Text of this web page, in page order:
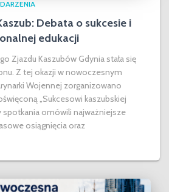
Debata o sukcesie i
edukacji
Zjazdu Kaszubów Gdynia stała się
Z tej okazji w nowoczesnym
Wojennej zorganizowano
„Sukcesowi kaszubskiej
spotkania omówili najważniejsze
osiągnięcia oraz